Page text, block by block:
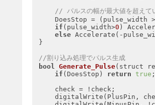
// パルスの幅が最大値を超えて
DoesStop = (pulse_width
if (pulse_width>0 )
else Accelerate(-
}
//割り込み処理でパルス生成
bool Generate_Pulse(struct
if (DoesStop) return true ;
    check = !check;
digitalWrite(PlusPin,